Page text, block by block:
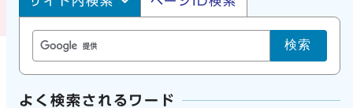
検索
よく検索されるワード